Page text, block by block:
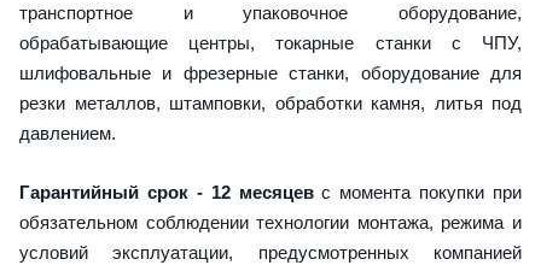
транспортное и упаковочное оборудование,
обрабатывающие центры, токарные станки с ЧПУ,
шлифовальные и фрезерные станки, оборудование для
резки металлов, штамповки, обработки камня, литья под
давлением.
Гарантийный срок - 12 месяцевс момента покупки при
обязательном соблюдении технологии монтажа, режима и
условий эксплуатации, предусмотренных компанией